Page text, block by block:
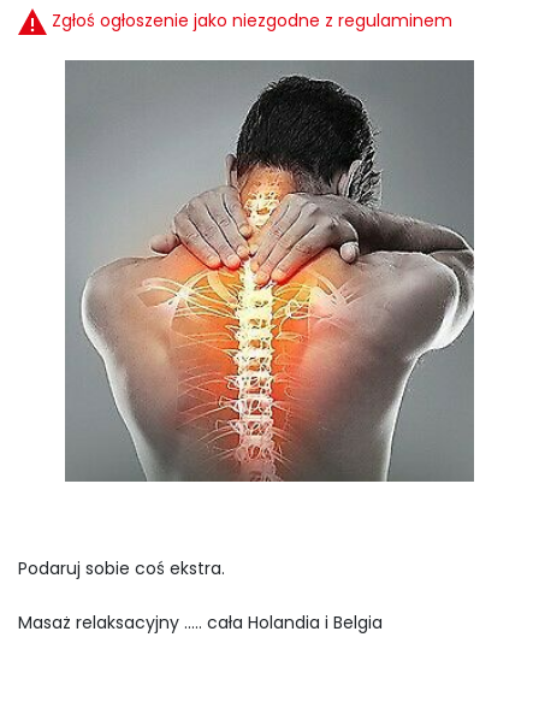
Zgłoś ogłoszenie jako niezgodne z regulaminem
Podaruj sobie coś ekstra.
Masaż relaksacyjny ….. cała Holandia i Belgia